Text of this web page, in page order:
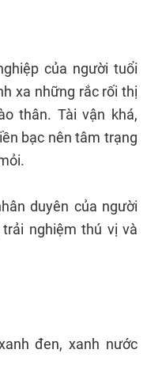
của người tuổi
xa những rắc rối thị
thân. Tài vận khá,
bạc nên tâm trạng
duyên của người
nghiệm thú vị và
đen, xanh nước